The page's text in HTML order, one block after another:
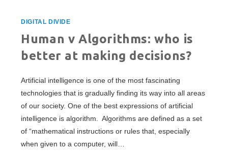
DIGITAL DIVIDE
Human v Algorithms: who is
better at making decisions?
Artificial intelligence is one of the most fascinating
technologies that is gradually finding its way into all areas
of our society. One of the best expressions of artificial
intelligence is algorithm. Algorithms are defined as a set
of “mathematical instructions or rules that, especially
when given to a computer, will…